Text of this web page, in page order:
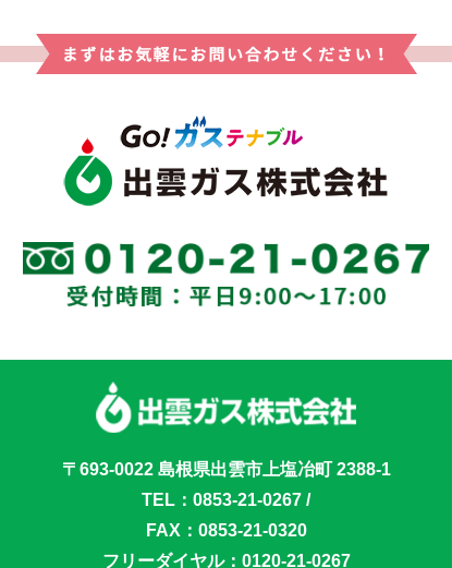
〒693-0022 島根県出雲市上塩冶町 2388-1
TEL： 0853-21-0267 /
FAX：0853-21-0320
フリーダイヤル： 0120-21-0267